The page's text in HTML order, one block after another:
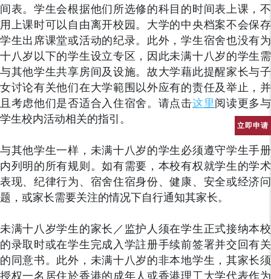
间表。学生会根据他们所选修的科目的时间表上课，不
用上课时可以自由离开校园。大学的中央档案不会保存
学生出席课堂或活动的纪录。此外，学生宿舍也没有为
十八岁以下的学生设立专区，因此未满十八岁的学生需
与其他学生共享房间及设施。故大学藉此提醒家长与子
女讨论有关他们在大学範围以外应有的责任及举止，并
且考虑他们是否适合入住宿舍。请点击这里阅读更多与
学生校内活动相关的指引。
与其他学生一样，未满十八岁的学生必须遵守学生手册
内列明的所有规则。如有需要，本校有权就学生的学术
表现、纪律行为、宿舍住宿身份、健康、安全或经济问
题，或家长需要关注的情况下自行通知其家长。
未满十八岁学生的家长／监护人须在学生正式接纳本校
的录取时或在学生完成入学註册手续前签署并交回有关
的同意书。此外，未满十八岁的非本地学生，其家长须
授权一名居住於香港的成年人或香港理工大学代表作为
立即申请